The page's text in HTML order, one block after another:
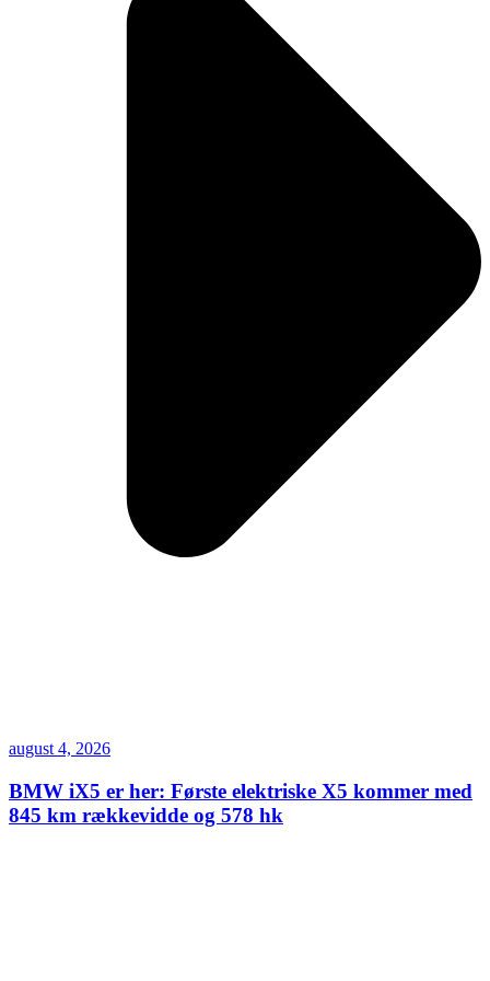
august 4, 2026
BMW iX5 er her: Første elektriske X5 kommer med
845 km rækkevidde og 578 hk